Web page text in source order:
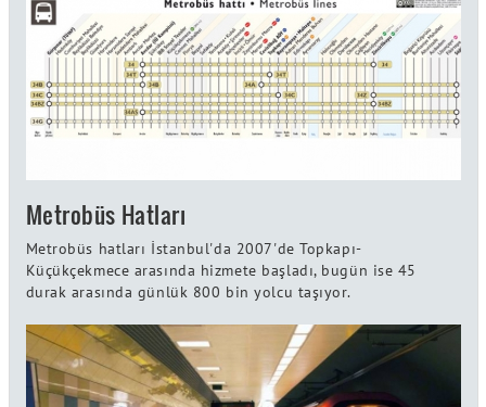
Metrobüs Hatları
Metrobüs hatları İstanbul'da 2007'de Topkapı-
Küçükçekmece arasında hizmete başladı, bugün ise 45
durak arasında günlük 800 bin yolcu taşıyor.